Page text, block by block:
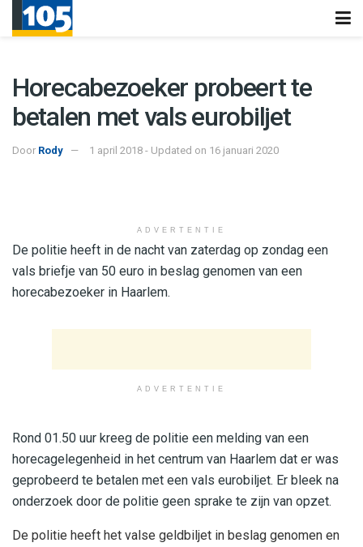
Horecabezoeker probeert te
betalen met vals eurobiljet
Door Rody 1 april 2018 - Updated on 16 januari 2020
ADVERTENTIE
De politie heeft in de nacht van zaterdag op zondag een
vals briefje van 50 euro in beslag genomen van een
horecabezoeker in Haarlem.
ADVERTENTIE
Rond 01.50 uur kreeg de politie een melding van een
horecagelegenheid in het centrum van Haarlem dat er was
geprobeerd te betalen met een vals eurobiljet. Er bleek na
onderzoek door de politie geen sprake te zijn van opzet.
De politie heeft het valse geldbiljet in beslag genomen en